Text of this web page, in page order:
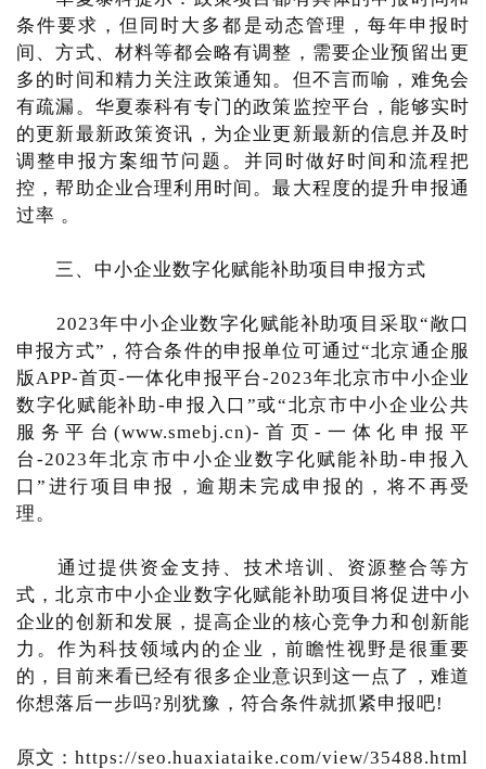
条件要求，但同时大多都是动态管理，每年申报时
间、方式、材料等都会略有调整，需要企业预留出更
多的时间和精力关注政策通知。但不言而喻，难免会
有疏漏。华夏泰科有专门的政策监控平台，能够实时
的更新最新政策资讯，为企业更新最新的信息并及时
调整申报方案细节问题。并同时做好时间和流程把
控，帮助企业合理利用时间。最大程度的提升申报通
过率 。
三、中小企业数字化赋能补助项目申报方式
2023年中小企业数字化赋能补助项目采取“敞口
申报方式”，符合条件的申报单位可通过“北京通企服
版APP-首页-一体化申报平台-2023年北京市中小企业
数字化赋能补助-申报入口”或“北京市中小企业公共
服务平台(www.smebj.cn)-首页-一体化申报平
台-2023年北京市中小企业数字化赋能补助-申报入
口”进行项目申报，逾期未完成申报的，将不再受
理。
通过提供资金支持、技术培训、资源整合等方
式，北京市中小企业数字化赋能补助项目将促进中小
企业的创新和发展，提高企业的核心竞争力和创新能
力。作为科技领域内的企业，前瞻性视野是很重要
的，目前来看已经有很多企业意识到这一点了，难道
你想落后一步吗?别犹豫，符合条件就抓紧申报吧!
原文：https://seo.huaxiataike.com/view/35488.html